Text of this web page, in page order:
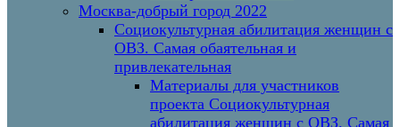
Москва-добрый город 2022
Социокультурная абилитация женщин с
ОВЗ. Самая обаятельная и
привлекательная
Материалы для участников
проекта Социокультурная
абилитация женщин с ОВЗ. Самая